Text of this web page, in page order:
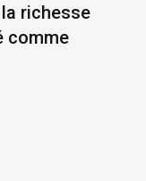
richesse
comme